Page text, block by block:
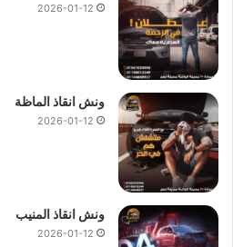
2026-01-12
ونش انقاذ الماظة
2026-01-12
ونش انقاذ المنيب
2026-01-12